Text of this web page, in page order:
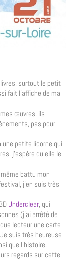
surtout le petit
fait l’affiche de ma
œuvres, ils
pas pour
une petite licorne qui
j’espère qu’elle le
battu mon
j’en suis très
Underclear, qui
(j’ai arrêté de
lecteur une carte
suis très heureuse
que l’histoire.
regards sur cette